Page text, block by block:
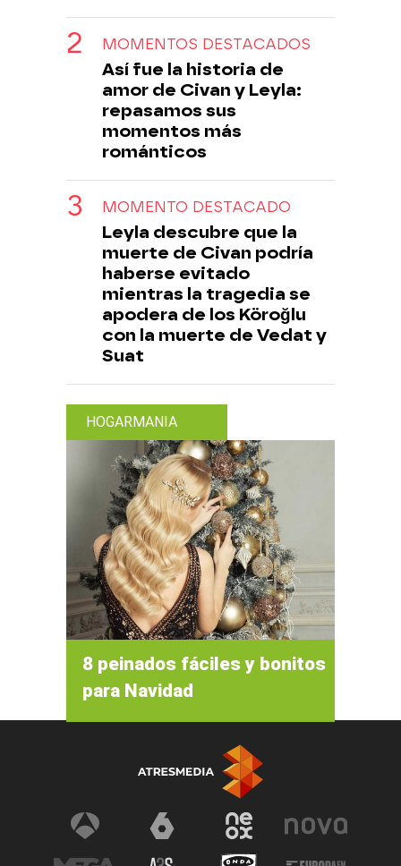
MOMENTOS DESTACADOS
Así fue la historia de
amor de Civan y Leyla:
repasamos sus
momentos más
románticos
MOMENTO DESTACADO
Leyla descubre que la
muerte de Civan podría
haberse evitado
mientras la tragedia se
apodera de los Köroğlu
con la muerte de Vedat y
Suat
HOGARMANIA
8 peinados fáciles y bonitos
para Navidad